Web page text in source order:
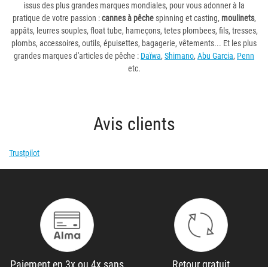
issus des plus grandes marques mondiales, pour vous adonner à la
pratique de votre passion :cannes à pêchespinning et casting, moulinets,
appâts, leurres souples, float tube, hameçons, tetes plombees, fils, tresses,
plombs, accessoires, outils, épuisettes, bagagerie, vêtements... Et les plus
grandes marques d'articles de pêche : Daïwa, Shimano, Abu Garcia, Penn
etc.
Avis clients
Trustpilot
Paiement en 3x ou 4x sans Retour gratuit